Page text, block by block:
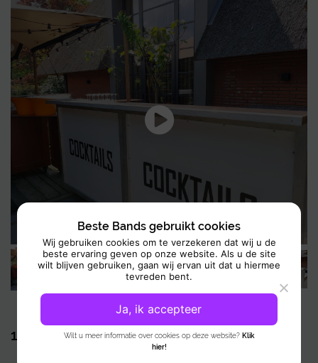
de essentie van mixologie direct naar uw event. Als gevolg hiervan
kunnen gasten genieten van een verfijnde en smaakvolle ervaring.
Bovendien wordt elk drankje met zorg en aandacht bereid.
Proef ambachtelijke cocktails en alcoholvrije creaties, gemaakt met
verse ingrediënten. Deze worden geserveerd in elegant glaswerk en
gekoeld met ijs. Alles wordt tot in detail verzorgd door ons
professionele team, zodat de kwaliteit altijd hoog blijft.
Daarnaast kunt u kiezen voor een cocktailworkshop als extra beleving.
Tijdens deze workshops, begeleid door ervaren mixologen, ontdekken
deelnemers de wereld van moderne mixologie. Dit geeft inzicht in
technieken, ingrediënten en de geschiedenis van cocktails.
Leer zelf cocktails maken door te shaken, roeren en garneren. U maakt
ook kennis met verschillende tools en methodes. Zo is het niet alleen
leerzaam, maar ook een interactieve en plezierige ervaring voor
iedereen.
1 Review 10
Beste Bands gebruikt cookies
Wij gebruiken cookies om te verzekeren dat wij u de
beste ervaring geven op onze website. Als u de site
wilt blijven gebruiken, gaan wij ervan uit dat u hiermee
tevreden bent.
Wilt u meer informatie over cookies op deze website? Klik
hier!
Ja, ik accepteer